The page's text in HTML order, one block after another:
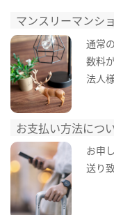
マンスリーマンシ
通常
数料
法人
お支払い方法につ
お申
送り